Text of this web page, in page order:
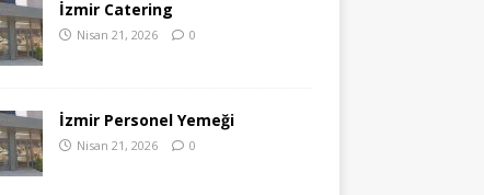
İzmir Catering
Nisan 21, 2026 0
İzmir Personel Yemeği
Nisan 21, 2026 0